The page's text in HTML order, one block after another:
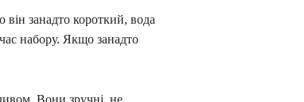
занадто короткий, вода
набору. Якщо занадто
Вони зручні, не